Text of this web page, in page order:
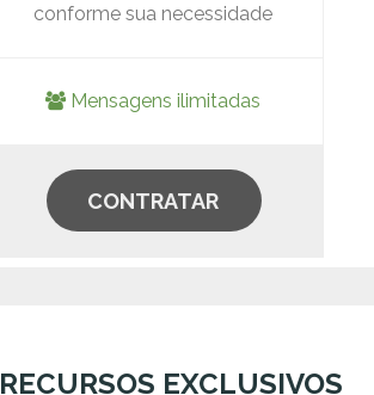
conforme sua necessidade
Mensagens ilimitadas
CONTRATAR
RECURSOS EXCLUSIVOS